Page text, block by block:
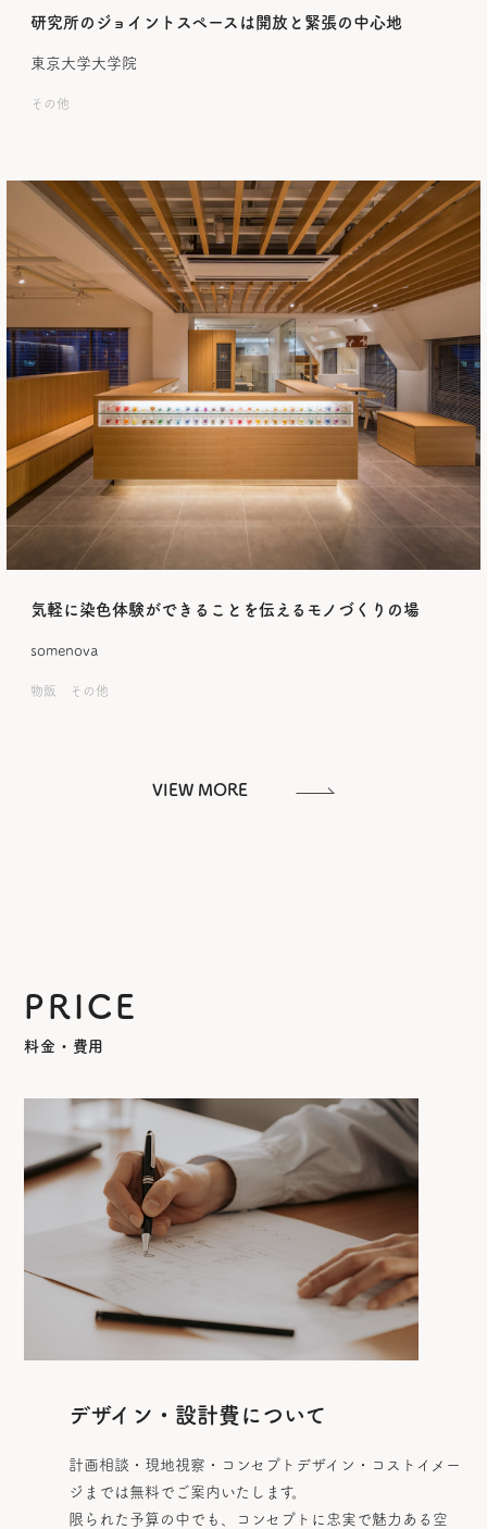
研究所のジョイントスペースは開放と緊張の中心地
東京大学大学院
その他
気軽に染色体験ができることを伝えるモノづくりの場
somenova
物販 その他
VIEW MORE
PRICE
料金・費用
デザイン・設計費について
計画相談・現地視察・コンセプトデザイン・コストイメー
ジまでは無料でご案内いたします。
限られた予算の中でも、コンセプトに忠実で魅力ある空